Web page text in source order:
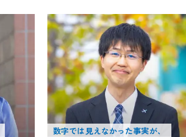
数字では見えなかった事実が、